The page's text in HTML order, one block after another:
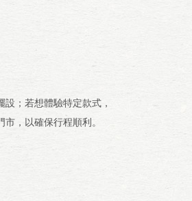
；若想體驗特定款式，
，以確保行程順利。